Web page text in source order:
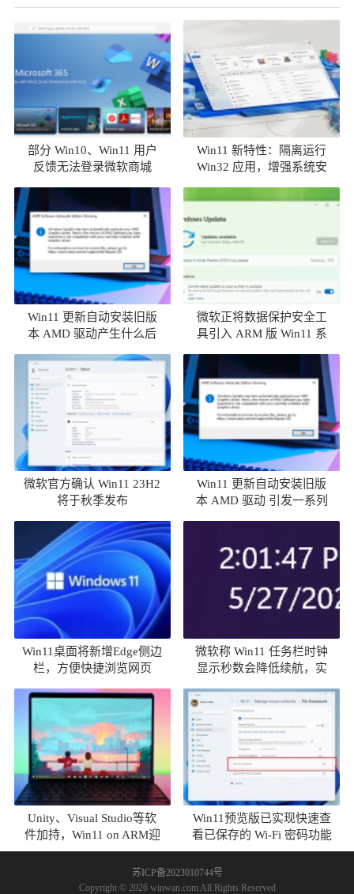
部分 Win10、Win11 用户
反馈无法登录微软商城
Win11 新特性：隔离运行
Win32 应用，增强系统安
Win11 更新自动安装旧版
本 AMD 驱动产生什么后
微软正将数据保护安全工
具引入 ARM 版 Win11 系
微软官方确认 Win11 23H2
将于秋季发布
Win11 更新自动安装旧版
本 AMD 驱动 引发一系列
Win11桌面将新增Edge侧边
栏，方便快捷浏览网页
微软称 Win11 任务栏时钟
显示秒数会降低续航，实
Unity、Visual Studio等软
件加持，Win11 on ARM迎
来大幅提升
Win11预览版已实现快速查
看已保存的 Wi-Fi 密码功能
苏ICP备2023010744号
Copyright © 2026 winwan.com All Rights Reserved